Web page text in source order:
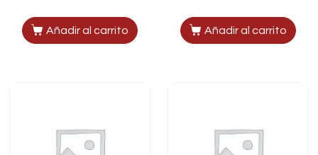
Añadir al carrito Añadir al carrito